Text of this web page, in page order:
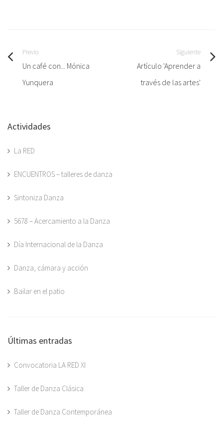
Previo
Un café con... Mónica
Yunquera
Siguiente
Artículo 'Aprender a
través de las artes'
Actividades
La RED
ENCUENTROS – talleres de danza
Sintoniza Danza
5678 – Acercamiento a la Danza
Día Internacional de la Danza
Danza, cámara y acción
Bailar en el patio
Últimas entradas
Convocatoria LA RED XI
Taller de Danza Clásica
Taller de Danza Contemporánea